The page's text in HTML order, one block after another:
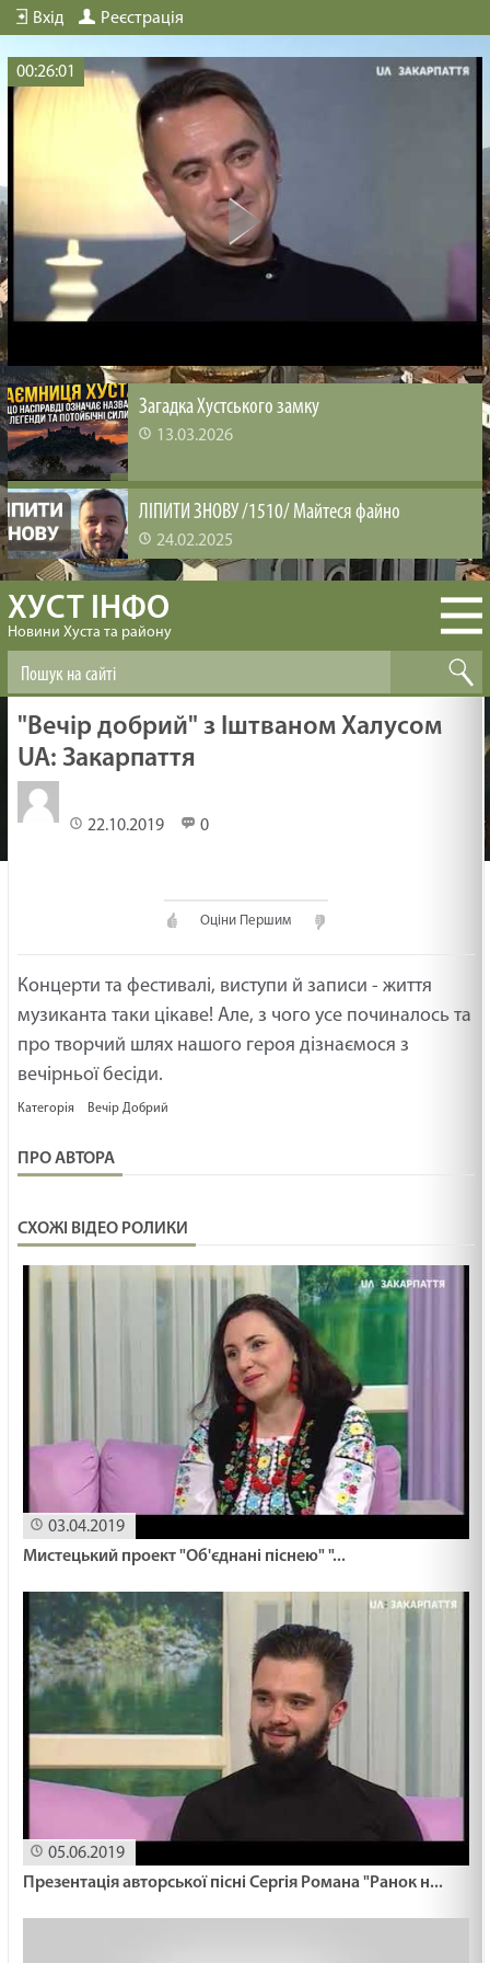
Вхід Реєстрація
00:26:01
Загадка Хустського замку
13.03.2026
ЛІПИТИ ЗНОВУ /1510/ Майтеся файно
24.02.2025
ВИРОЩУВАННЯ ЛЮДЕЙ /1509/ Майтеся файно
БІБЛІЯ ЗМІНЮЄ /1508/ Майтеся файно
24.02.2025
ЗАДОВОЛЕНА ЦІКАВІСТЬ /1507/ Майтеся файно
НЕХАЙ ПРОБУДЕ З ТОБОЮ БОГ /1506/ Майтеся
19.02.2025
МАЛЕНЬКИЙ СВЯТИЙ /1505/ Майтеся файно
Ти сьогодні молодший чи старший син? Неділя
про блудного сина. Лк
19.02.2025
КУДИ ПАЛКА ВПАДЕ /1503/ Майтеся файно
19.02.2025
НЕ ДО КІНЦЯ /1502/ Майтеся файно
19.02.2025
МАШИНА ЧАСУ /1501/ Майтеся файно
19.02.2025
ПЕРЕЛОМ ЖИТТЯ /1500/ Майтеся файно
19.02.2025
Знатися з Ісусом
19.02.2025
ВМІТИ ЦІНУВАТИ /1499/ Майтеся файно
ХУСТ ІНФО
Новини Хуста та району
"Вечір добрий" з Іштваном Халусом
UA: Закарпаття
22.10.2019 0
Оціни Першим
Концерти та фестивалі, виступи й записи - життя
музиканта таки цікаве! Але, з чого усе починалось та
про творчий шлях нашого героя дізнаємося з
вечірньої бесіди.
Категорія Вечір Добрий
ПРО АВТОРА
СХОЖІ ВІДЕО РОЛИКИ
03.04.2019
Мистецький проект "Об'єднані піснею" "...
05.06.2019
Презентація авторської пісні Сергія Романа "Ранок н...